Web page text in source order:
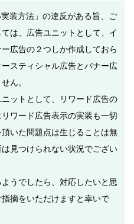
装方法」の違反がある旨、ご
は、広告ユニットとして、イ
広告の２つしか作成しておら
スティシャル広告とバナー広
ん。
ットとして、リワード広告の
ワード広告表示の実装も一切
いた問題点は生じることは無
見つけられない状況でござい
うでしたら、対応したいと思
摘をいただけますと幸いで